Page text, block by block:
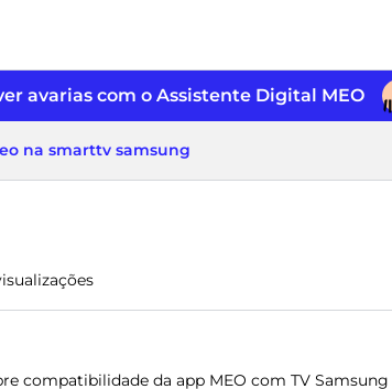
avarias com o Assistente Digital MEO
na smarttv samsung
compatibilidade da app MEO com TV Samsung